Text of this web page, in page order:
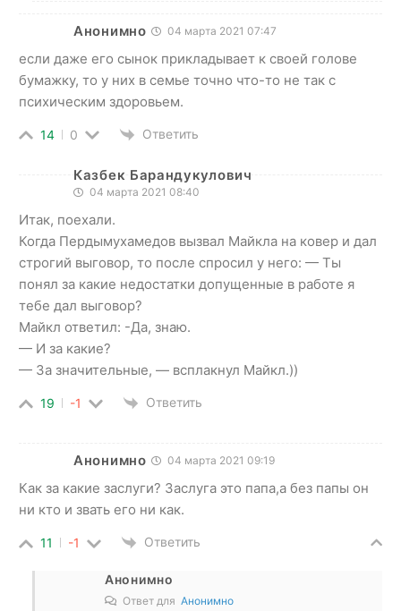
Анонимно 04 марта 2021 07:47
если даже его сынок прикладывает к своей голове
бумажку, то у них в семье точно что-то не так с
психическим здоровьем.
14 0 Ответить
Казбек Барандукулович
04 марта 2021 08:40
Итак, поехали.
Когда Пердымухамедов вызвал Майкла на ковер и дал
строгий выговор, то после спросил у него: — Ты
понял за какие недостатки допущенные в работе я
тебе дал выговор?
Майкл ответил: -Да, знаю.
— И за какие?
— За значительные, — всплакнул Майкл.))
19 -1 Ответить
Анонимно 04 марта 2021 09:19
Как за какие заслуги? Заслуга это папа,а без папы он
ни кто и звать его ни как.
11 -1 Ответить
Анонимно
Ответ для Анонимно